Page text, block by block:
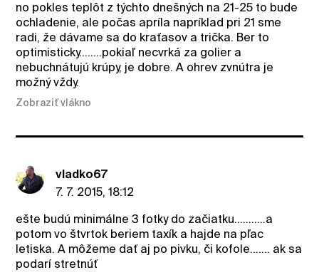
no pokles teplôt z týchto dnešných na 21-25 to bude
ochladenie, ale počas apríla napríklad pri 21 sme
radi, že dávame sa do kraťasov a trička. Ber to
optimisticky........pokiaľ necvrká za golier a
nebuchnátujú krúpy, je dobre. A ohrev zvnútra je
možný vždy.
Zobraziť vlákno
vladko67
7. 7. 2015, 18:12
ešte budú minimálne 3 fotky do začiatku...........a
potom vo štvrtok beriem taxík a hajde na pľac
letiska. A môžeme dať aj po pivku, či kofole....... ak sa
podarí stretnúť